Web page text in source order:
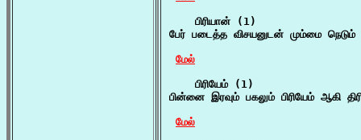
    பிரியான் (1)
பேர் படைத்த விசயனுடன் மும்மை நெடும்
மேல்
    பிரியேம் (1)
பின்னை இரவும் பகலும் பிரியேம் ஆகி
மேல்